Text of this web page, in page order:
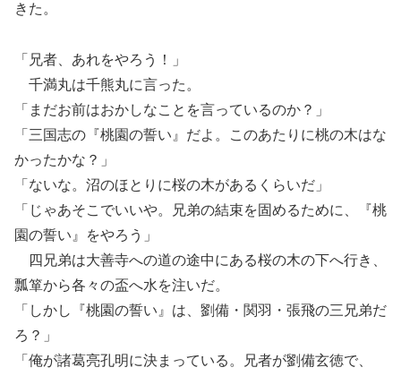
きた。
「兄者、あれをやろう！」
千満丸は千熊丸に言った。
「まだお前はおかしなことを言っているのか？」
「三国志の『桃園の誓い』だよ。このあたりに桃の木はな
かったかな？」
「ないな。沼のほとりに桜の木があるくらいだ」
「じゃあそこでいいや。兄弟の結束を固めるために、『桃
園の誓い』をやろう」
四兄弟は大善寺への道の途中にある桜の木の下へ行き、
瓢箪から各々の盃へ水を注いだ。
「しかし『桃園の誓い』は、劉備・関羽・張飛の三兄弟だ
ろ？」
「俺が諸葛亮孔明に決まっている。兄者が劉備玄徳で、